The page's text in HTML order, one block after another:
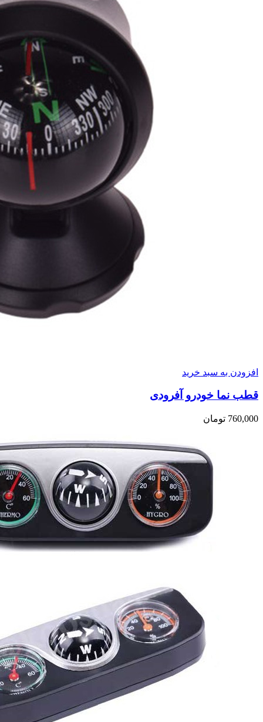
افزودن به سبد خرید
قطب نما خودرو آفرودی
760,000 تومان